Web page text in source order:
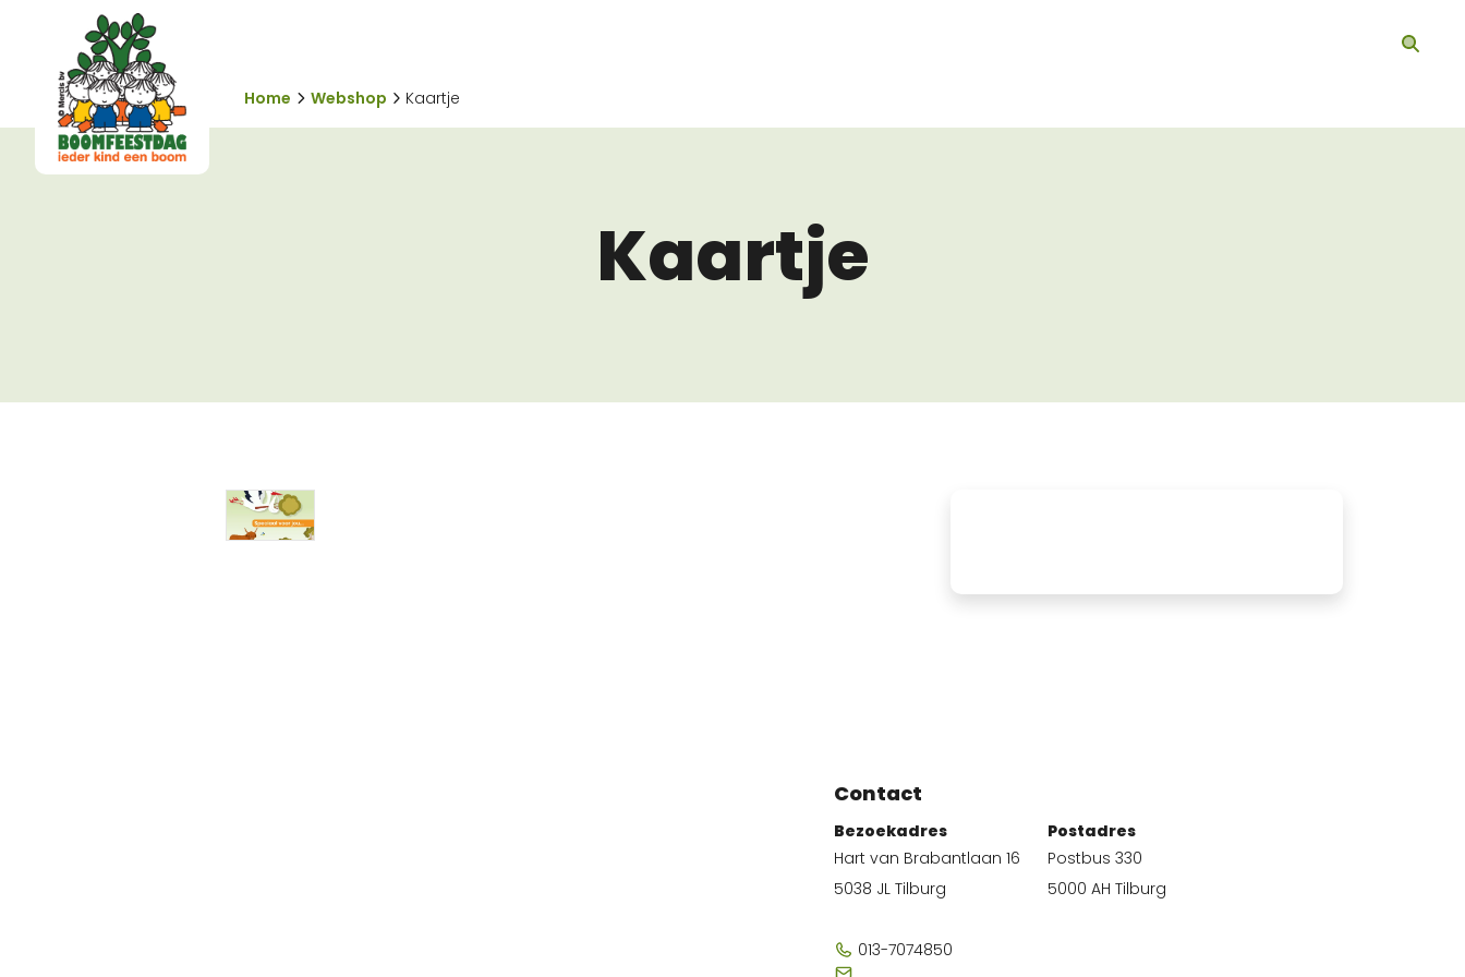
Home Webshop Kaartje
Kaartje
Contact
Bezoekadres
Hart van Brabantlaan 16
5038 JL Tilburg
013-7074850
Postadres
Postbus 330
5000 AH Tilburg